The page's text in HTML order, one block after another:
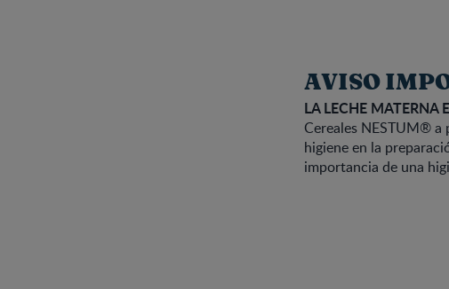
AVISO
LA LECHE MATERNA
Cereales NESTUM® a
higiene en la
importancia de una